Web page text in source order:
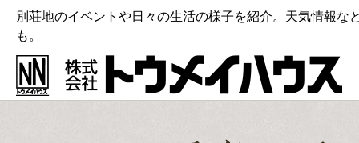
別荘地のイベントや日々の生活の様子を紹介。天気情報な
も。